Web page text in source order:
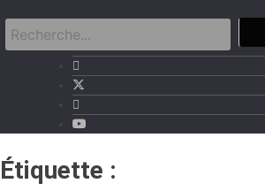
Étiquette :